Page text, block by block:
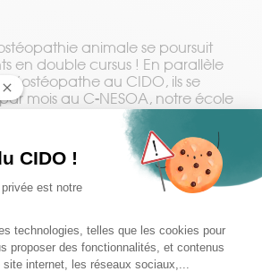
animale se poursuit
en double cursus ! En parallèle
au CIDO, ils se
mois au C-NESOA, notre école
partenaire en Auvergne.
ainsi la pratique
4 espèces : chevaux, chiens,
d’obtenir deux diplômes
!
double cursus